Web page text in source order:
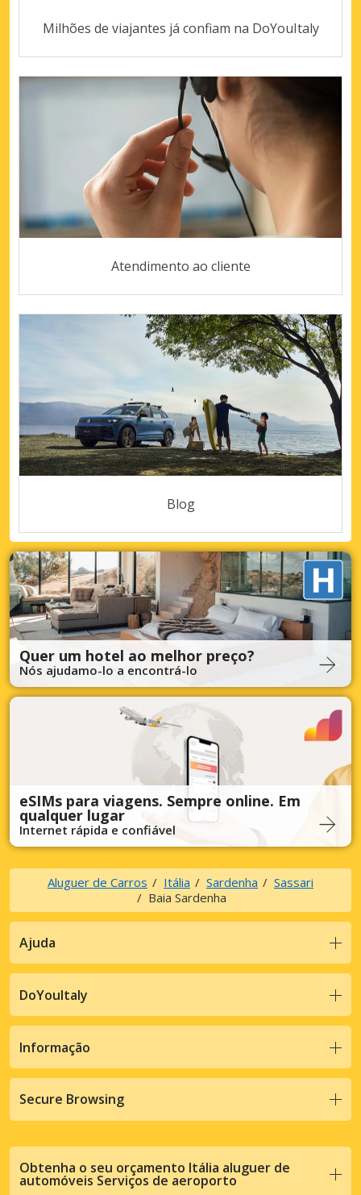
Milhões de viajantes já confiam na DoYouItaly
Atendimento ao cliente
Blog
Quer um hotel ao melhor preço?
Nós ajudamo-lo a encontrá-lo
eSIMs para viagens. Sempre online. Em
qualquer lugar
Internet rápida e confiável
Aluguer de Carros Itália Sardenha
Sassari
Baia Sardenha
Ajuda
DoYouItaly
Informação
Secure Browsing
Obtenha o seu orçamento Itália aluguer de
automóveis Serviços de aeroporto